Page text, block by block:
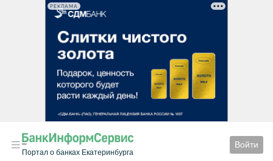
РЕКЛАМА
Портал о банках Екатеринбурга
Войти